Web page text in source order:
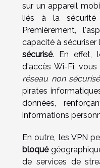
sur un appareil
liés à la sécurité
Premièrement,
capacité à sécuriser
sécurisé. En effet,
d'accès Wi-Fi,
réseau non sécurisé
pirates
données,
informations
En outre, les VPN
bloqué
de services de